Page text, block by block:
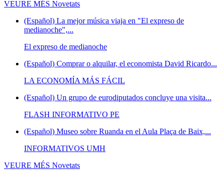
VEURE MÉS Novetats
(Español) La mejor música viaja en "El expreso de
medianoche",...
El expreso de medianoche
(Español) Comprar o alquilar, el economista David Ricardo...
LA ECONOMÍA MÁS FÁCIL
(Español) Un grupo de eurodiputados concluye una visita...
FLASH INFORMATIVO PE
(Español) Museo sobre Ruanda en el Aula Plaça de Baix,...
INFORMATIVOS UMH
VEURE MÉS Novetats